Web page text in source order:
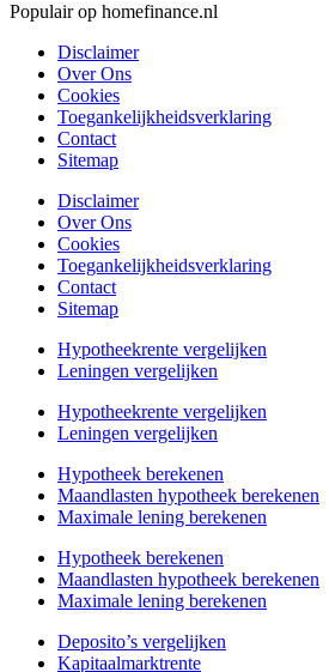
Populair op homefinance.nl
Disclaimer
Over Ons
Cookies
Toegankelijkheidsverklaring
Contact
Sitemap
Disclaimer
Over Ons
Cookies
Toegankelijkheidsverklaring
Contact
Sitemap
Hypotheekrente vergelijken
Leningen vergelijken
Hypotheekrente vergelijken
Leningen vergelijken
Hypotheek berekenen
Maandlasten hypotheek berekenen
Maximale lening berekenen
Hypotheek berekenen
Maandlasten hypotheek berekenen
Maximale lening berekenen
Deposito’s vergelijken
Kapitaalmarktrente